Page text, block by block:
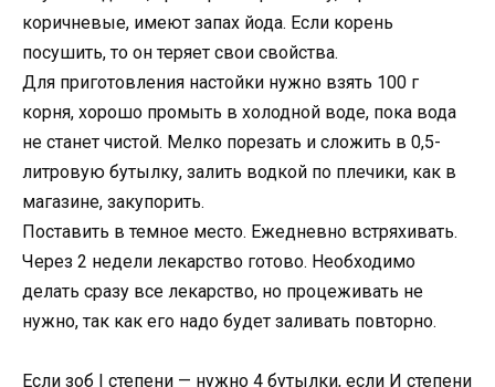
коричневые, имеют запах йода. Если корень
посушить, то он теряет свои свойства.
Для приготовления настойки нужно взять 100 г
корня, хорошо промыть в холодной воде, пока вода
не станет чистой. Мелко порезать и сложить в 0,5-
литровую бутылку, залить водкой по плечики, как в
магазине, закупорить.
Поставить в темное место. Ежедневно встряхивать.
Через 2 недели лекарство готово. Необходимо
делать сразу все лекарство, но процеживать не
нужно, так как его надо будет заливать повторно.
Если зоб I степени — нужно 4 бутылки, если И степени